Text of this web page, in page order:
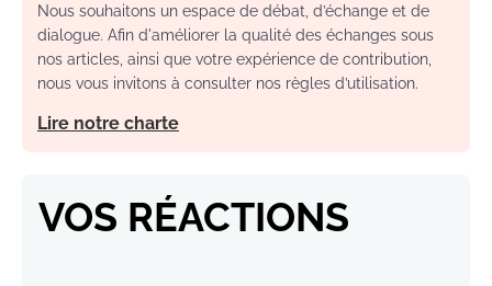
Nous souhaitons un espace de débat, d’échange et de
dialogue. Afin d'améliorer la qualité des échanges sous
nos articles, ainsi que votre expérience de contribution,
nous vous invitons à consulter nos règles d’utilisation.
Lire notre charte
VOS RÉACTIONS